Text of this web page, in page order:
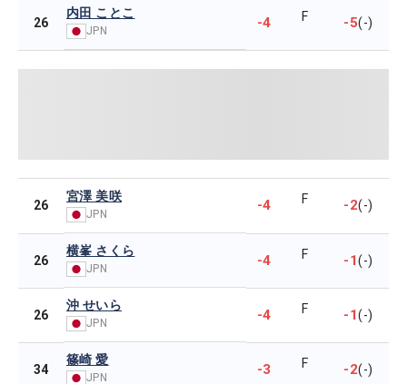
26
内田 ことこ
JPN -4 F -5(-)
26
宮澤 美咲
JPN
-4 F -2(-)
26
横峯 さくら
JPN -4 F -1(-)
26
沖 せいら
JPN -4 F -1(-)
34
篠崎 愛
JPN -3 F -2(-)